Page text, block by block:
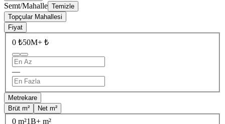
Semt/Mahalle Temizle
Topçular Mahallesi
Fiyat
0 ₺50M+ ₺
—
Metrekare
Brüt m²
Net m²
0 m²1B+ m²